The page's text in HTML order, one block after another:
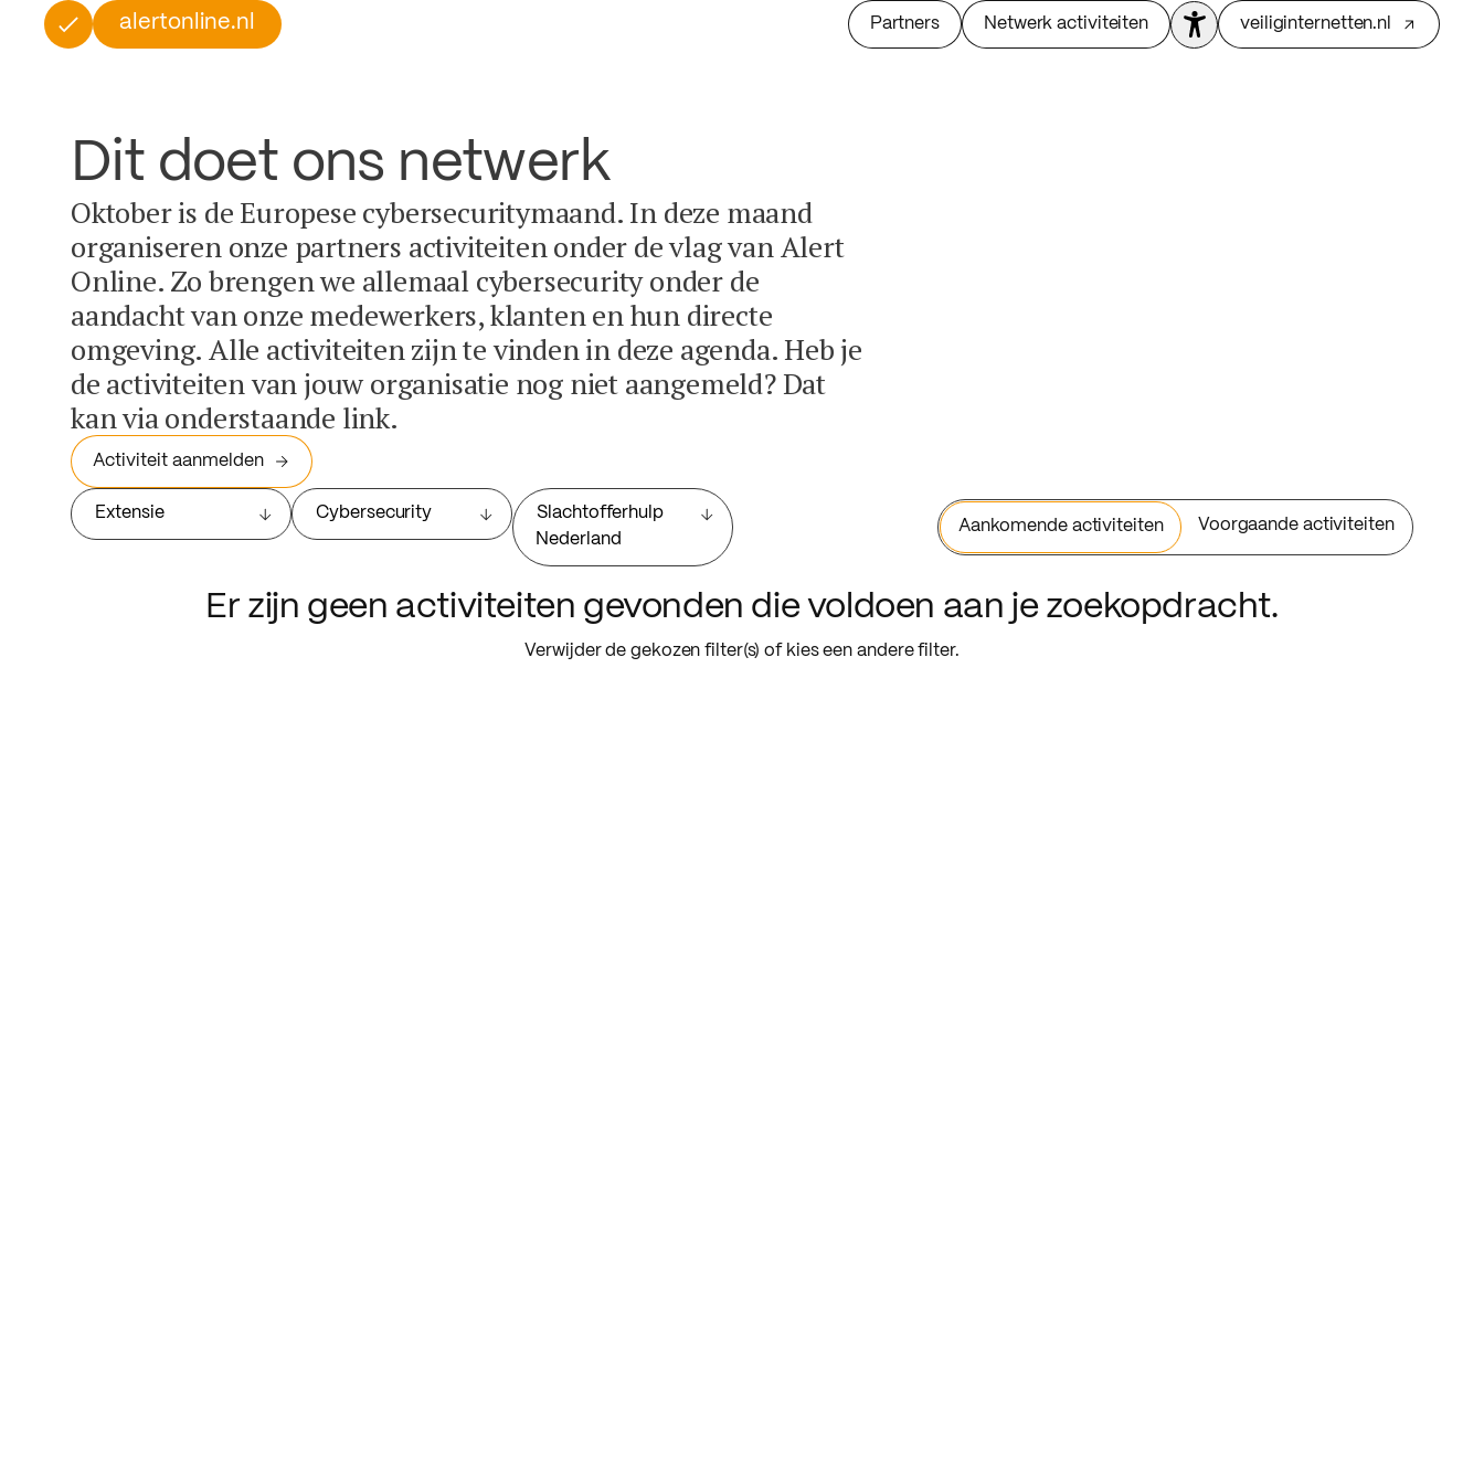
alertonline.nl Partners Netwerk activiteiten veiliginternetten.nl
Dit doet ons netwerk
Oktober is de Europese cybersecuritymaand. In deze maand
organiseren onze partners activiteiten onder de vlag van Alert
Online. Zo brengen we allemaal cybersecurity onder de
aandacht van onze medewerkers, klanten en hun directe
omgeving. Alle activiteiten zijn te vinden in deze agenda. Heb je
de activiteiten van jouw organisatie nog niet aangemeld? Dat
kan via onderstaande link.
Activiteit aanmelden
Extensie Cybersecurity
Slachtofferhulp
Nederland
Aankomende activiteiten Voorgaande activiteiten
Er zijn geen activiteiten gevonden die voldoen aan je zoekopdracht.
Verwijder de gekozen filter(s) of kies een andere filter.